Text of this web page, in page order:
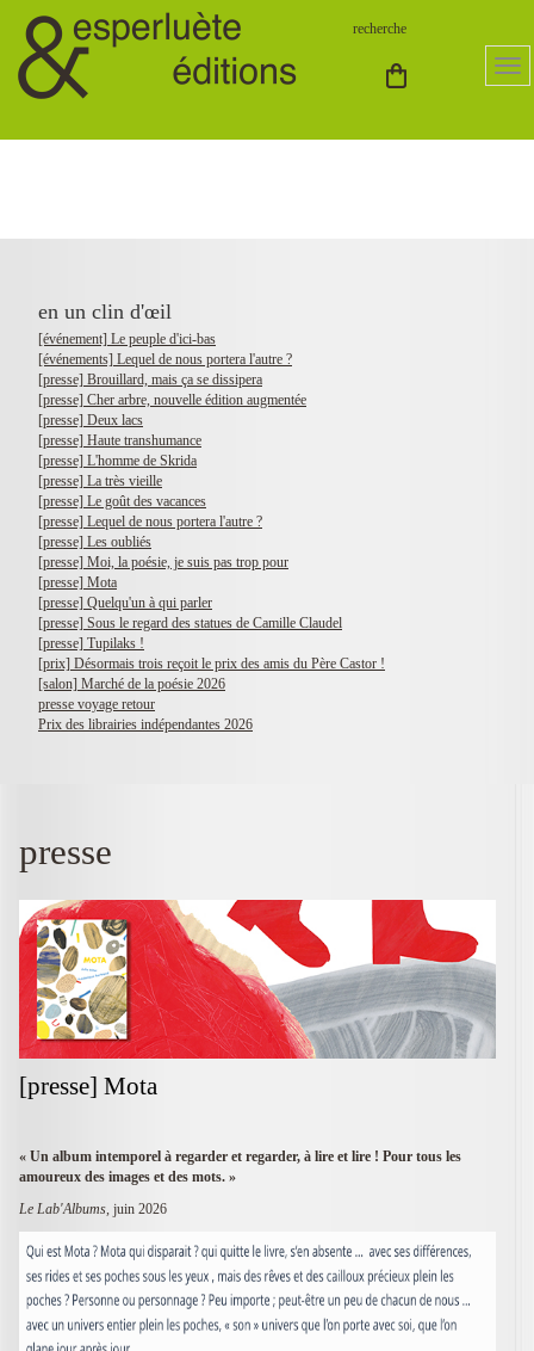
en un clin d'œil
[événement] Le peuple d'ici-bas
[événements] Lequel de nous portera l'autre ?
[presse] Brouillard, mais ça se dissipera
[presse] Cher arbre, nouvelle édition augmentée
[presse] Deux lacs
[presse] Haute transhumance
[presse] L'homme de Skrida
[presse] La très vieille
[presse] Le goût des vacances
[presse] Lequel de nous portera l'autre ?
[presse] Les oubliés
[presse] Moi, la poésie, je suis pas trop pour
[presse] Mota
[presse] Quelqu'un à qui parler
[presse] Sous le regard des statues de Camille Claudel
[presse] Tupilaks !
[prix] Désormais trois reçoit le prix des amis du Père Castor !
[salon] Marché de la poésie 2026
presse voyage retour
Prix des librairies indépendantes 2026
presse
[presse] Mota
« Un album intemporel à regarder et regarder, à lire et lire ! Pour tous les
amoureux des images et des mots. »
Le Lab'Albums, juin 2026